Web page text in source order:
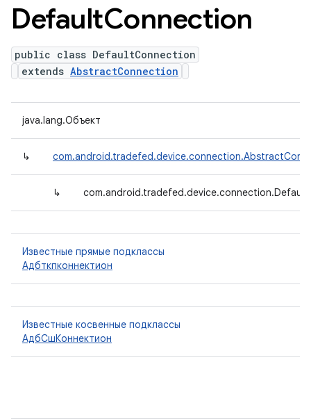
DefaultConnection
public class DefaultConnection
extends AbstractConnection
java.lang.Объект
↳
↳
Известные прямые подклассы
Адбткпконнектион
Известные косвенные подклассы
АдбСшКоннектион